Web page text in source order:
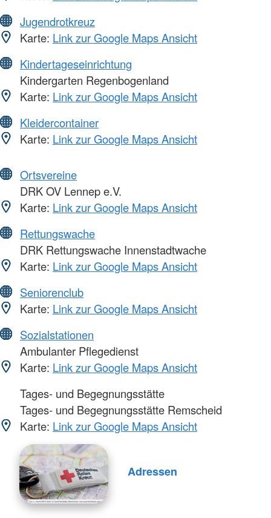
Jugendrotkreuz
Karte: Link zur Google Maps Ansicht
Kindertageseinrichtung
Kindergarten Regenbogenland
Karte: Link zur Google Maps Ansicht
Kleidercontainer
Karte: Link zur Google Maps Ansicht
Ortsvereine
DRK OV Lennep e.V.
Karte: Link zur Google Maps Ansicht
Rettungswache
DRK Rettungswache Innenstadtwache
Karte: Link zur Google Maps Ansicht
Seniorenclub
Karte: Link zur Google Maps Ansicht
Sozialstationen
Ambulanter Pflegedienst
Karte: Link zur Google Maps Ansicht
Tages- und Begegnungsstätte
Tages- und Begegnungsstätte Remscheid
Karte: Link zur Google Maps Ansicht
Adressen